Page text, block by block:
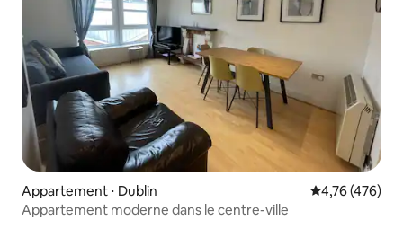
Appartement ⋅ Dublin Évaluation
4,76 (476)
Appartement moderne dans le centre-ville